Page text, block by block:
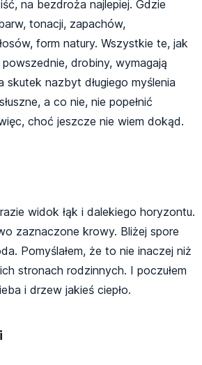
na bezdroża najlepiej. Gdzie
tonacji, zapachów,
form natury. Wszystkie te, jak
drobiny, wymagają
skutek nazbyt długiego myślenia
a co nie, nie popełnić
choć jeszcze nie wiem dokąd.
widok łąk i dalekiego horyzontu.
zaznaczone krowy. Bliżej spore
Pomyślałem, że to nie inaczej niż
stronach rodzinnych. I poczułem
i drzew jakieś ciepło.